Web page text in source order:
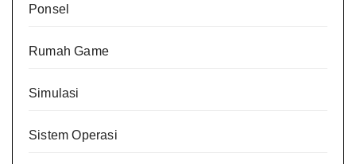
Ponsel
Rumah Game
Simulasi
Sistem Operasi